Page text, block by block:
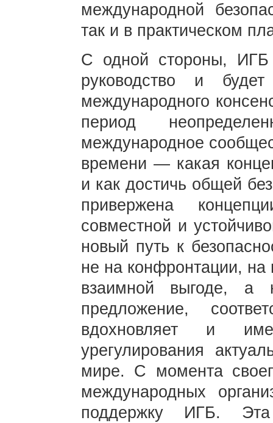
международной
так и в практическом
С одной стороны, ИГБ
руководство и будет
международного
период
международное
времени — какая
и как достичь общей
привержена
совместной и
новый путь к
не на конфронтации, на
взаимной выгоде,
предложение,
вдохновляет и
урегулирования
мире. С момента
международных
поддержку ИГБ. Эта